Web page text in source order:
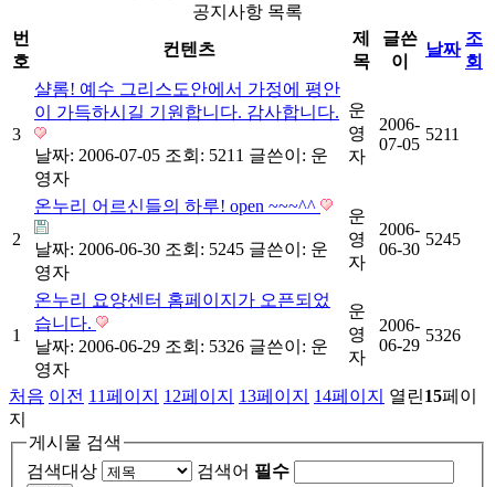
공지사항 목록
번
호
컨텐츠
제
목
글쓴
이
날짜
조
회
3
샬롬! 예수 그리스도안에서 가정에 평안
이 가득하시길 기원합니다. 감사합니다.
날짜: 2006-07-05 조회: 5211 글쓴이: 운
영자
운
영
자
2006-
07-05
5211
2
온누리 어르신들의 하루! open ~~~^^
날짜: 2006-06-30 조회: 5245 글쓴이: 운
영자
운
영
자
2006-
06-30
5245
1
온누리 요양센터 홈페이지가 오픈되었
습니다.
날짜: 2006-06-29 조회: 5326 글쓴이: 운
영자
운
영
자
2006-
06-29
5326
처음 이전 11페이지 12페이지 13페이지 14페이지 열린15페이
지
게시물 검색
검색대상
검색어 필수